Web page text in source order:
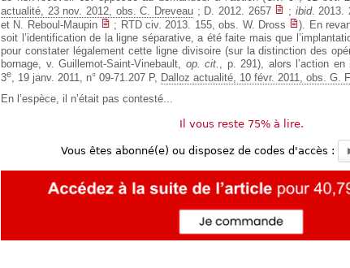
actualité, 23 nov. 2012, obs. C. Dreveau ; D. 2012. 2657 ; ibid. 2013.
et N. Reboul-Maupin
; RTD civ. 2013. 155, obs. W. Dross
). En
soit l’identification de la ligne séparative, a été faite mais que
pour constater légalement cette ligne divisoire (sur la distinction des
bornage, v. Guillemot-Saint-Vinebault, op. cit.
, p. 291), alors l’action
3e , 19 janv. 2011, n° 09-71.207 P, Dalloz actualité, 10 févr. 2011, obs. G.
En l’espèce, il n’était pas contesté...
Il vous reste 75% à lire.
Vous êtes abonné(e) ou disposez de codes d'accès :